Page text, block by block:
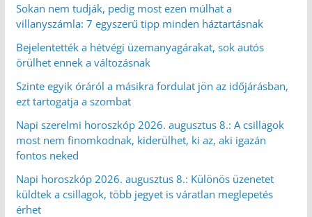
Sokan nem tudják, pedig most ezen múlhat a
villanyszámla: 7 egyszerű tipp minden háztartásnak
Bejelentették a hétvégi üzemanyagárakat, sok autós
örülhet ennek a változásnak
Szinte egyik óráról a másikra fordulat jön az időjárásban,
ezt tartogatja a szombat
Napi szerelmi horoszkóp 2026. augusztus 8.: A csillagok
most nem finomkodnak, kiderülhet, ki az, aki igazán
fontos neked
Napi horoszkóp 2026. augusztus 8.: Különös üzenetet
küldtek a csillagok, több jegyet is váratlan meglepetés
érhet